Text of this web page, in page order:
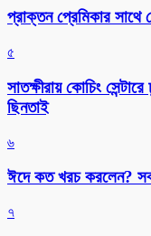
প্রাক্তন প্রেমিকার
৫
সাতক্ষীরায় কোচিং
ছিনতাই
৬
ঈদে কত খরচ করলেন? সব
৭